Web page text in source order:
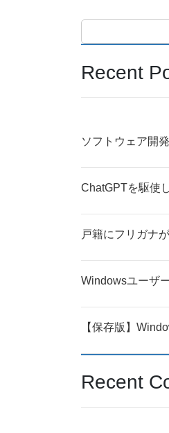
Recent
ソフトウェア開
ChatGPTを駆使
戸籍にフリガナ
Windowsユーザ
【保存版】
Recent